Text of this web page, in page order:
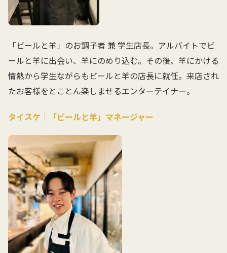
「ビールと羊」のお調子者 兼 学生店長。アルバイトでビ
ールと羊に出会い、羊にのめり込む。その後、羊にかける
情熱から学生ながらもビールと羊の店長に就任。来店され
たお客様をとことん楽しませるエンターテイナー。
タイスケ｜「ビールと羊」マネージャー